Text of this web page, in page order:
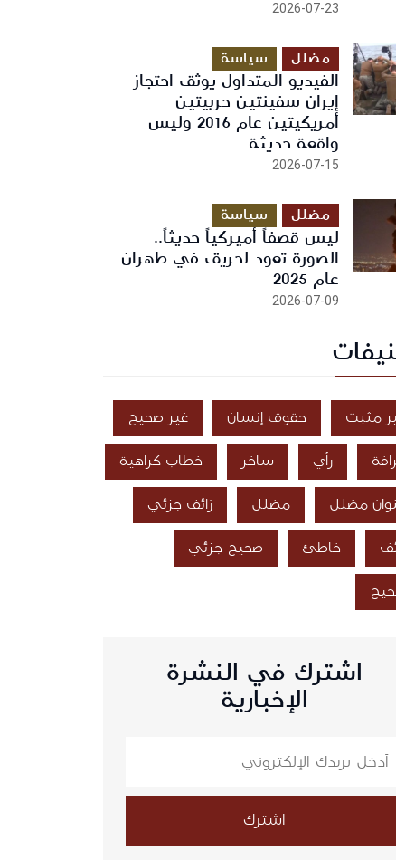
2026-07-23
مضلل سياسة
الفيديو المتداول يوثق احتجاز
إيران سفينتين حربيتين
أمريكيتين عام 2016 وليس
واقعة حديثة
2026-07-15
مضلل سياسة
ليس قصفاً أميركياً حديثاً..
الصورة تعود لحريق في طهران
عام 2025
2026-07-09
مثبت حقوق إنسان غير صحيح
رأي ساخر خطاب كراهية
مضلل مضلل زائف جزئي
خاطئ صحيح جزئي
اشترك في النشرة
الإخبارية
اشترك